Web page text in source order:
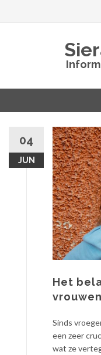
inhoud04
JUN
Het
vrouwen
Sinds
een zeer
wat ze